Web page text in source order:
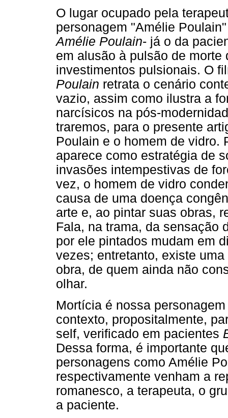
O lugar ocupado pela
personagem "Amélie
Amélie Poulain- já o da
em alusão à pulsão de
investimentos pulsionais. O
Poulain retrata o cenário
vazio, assim como ilustra a
narcísicos na pós-
traremos, para o presente
Poulain e o homem de vidro.
aparece como estratégia de
invasões intempestivas de
vez, o homem de vidro
causa de uma doença
arte e, ao pintar suas obras,
Fala, na trama, da sensação
por ele pintados mudam em
vezes; entretanto, existe
obra, de quem ainda não
olhar.
Mortícia é nossa
contexto, propositalmente,
self, verificado em pacientes
Dessa forma, é importante
personagens como Amélie
respectivamente venham a
romanesco, a terapeuta, o
a paciente.